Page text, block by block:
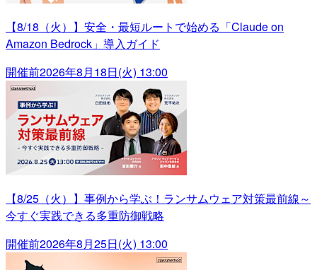
【8/18（火）】安全・最短ルートで始める「Claude on
Amazon Bedrock」導入ガイド
開催前2026年8月18日(火) 13:00
【8/25（火）】事例から学ぶ！ランサムウェア対策最前線～
今すぐ実践できる多重防御戦略
開催前2026年8月25日(火) 13:00